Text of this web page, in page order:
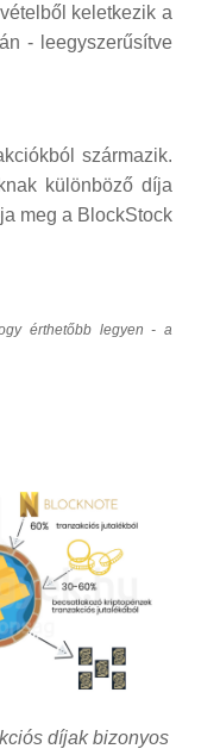
keletkezik a
- leegyszerűsítve
származik.
különböző díja
meg a BlockStock
érthetőbb legyen - a
díjak bizonyos